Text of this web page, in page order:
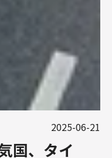
2025-06-21
国、タイ